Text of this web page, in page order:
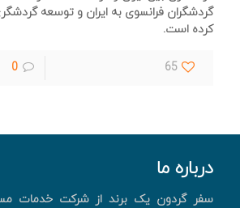
گردشگران فرانسوی به ایران و توسعه
کرده است.
65
0
درباره ما
سفر گردون یک برند از شرکت خدمات